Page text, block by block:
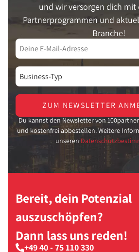
und wir versorgen dich mit
Partnerprogrammen und
Branche!
ZUM NEWSLETTER
Du kannst den Newsletter von
und kostenfrei abbestellen. Weitere
unseren
Bereit, dein Potenzial
auszuschöpfen?
Dann lass uns reden!
+49 40 - 75 110 330